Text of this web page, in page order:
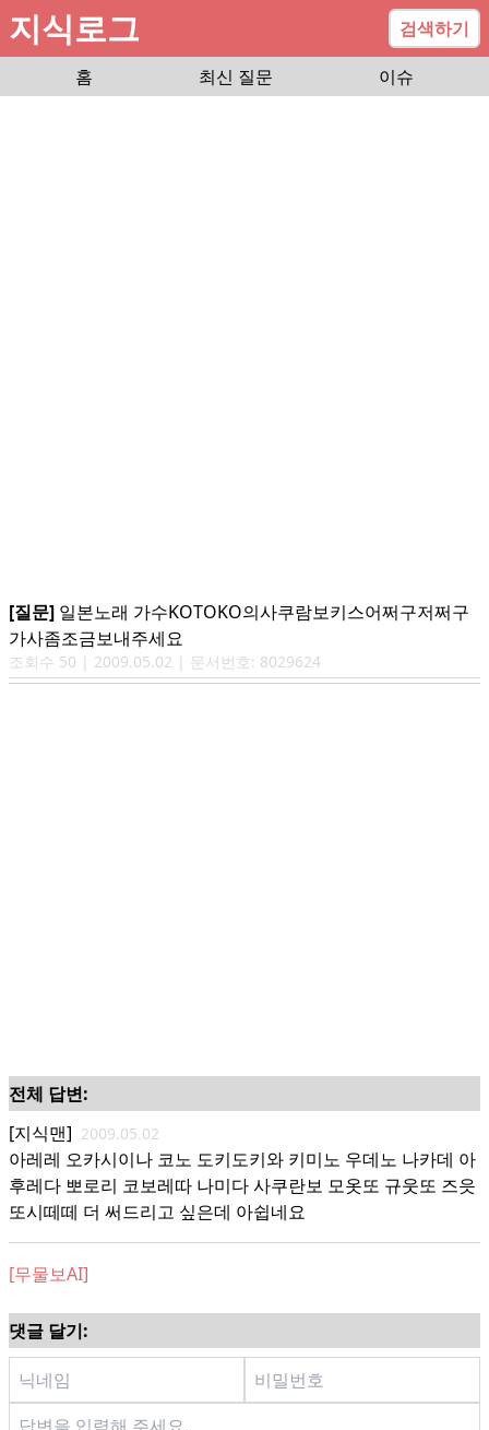
지식로그
검색하기
홈
최신 질문 이슈
[질문] 일본노래 가수KOTOKO의사쿠람보키스어쩌구저쩌구
가사좀조금보내주세요
조회수 50 | 2009.05.02 | 문서번호: 8029624
전체 답변:
[지식맨] 2009.05.02
아레레 오카시이나 코노 도키도키와 키미노 우데노 나카데 아
후레다 뽀로리 코보레따 나미다 사쿠란보 모옷또 규웃또 즈읏
또시떼떼 더 써드리고 싶은데 아쉽네요
[무물보AI]
댓글 달기: